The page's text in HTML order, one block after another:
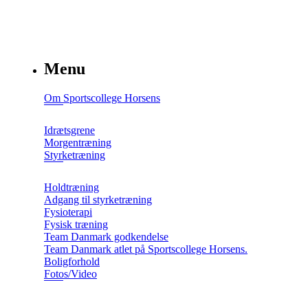
Menu
Om Sportscollege Horsens
Idrætsgrene
Morgentræning
Styrketræning
Holdtræning
Adgang til styrketræning
Fysioterapi
Fysisk træning
Team Danmark godkendelse
Team Danmark atlet på Sportscollege Horsens.
Boligforhold
Fotos/Video